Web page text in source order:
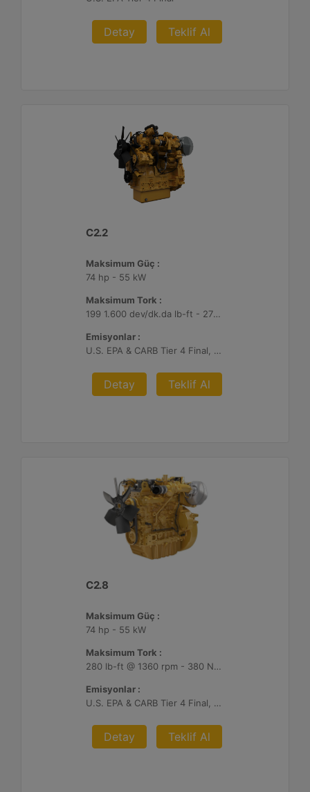
Detay Teklif Al
C2.2
Maksimum Güç :
74 hp - 55 kW
Maksimum Tork :
199 1.600 dev/dk.da lb-ft - 270 1.600 dev/dk.da Nm
Emisyonlar :
U.S. EPA & CARB Tier 4 Final, EU Stage V
Detay Teklif Al
C2.8
Maksimum Güç :
74 hp - 55 kW
Maksimum Tork :
280 lb-ft @ 1360 rpm - 380 Nm @ 1360 rpm
Emisyonlar :
U.S. EPA & CARB Tier 4 Final, EU Stage V
Detay Teklif Al